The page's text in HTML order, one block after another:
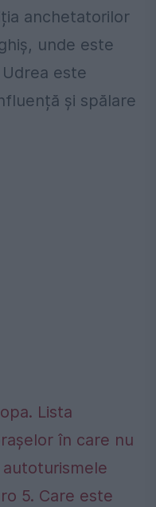
anchetatorilor
unde este
este
și spălare
Lista
în care nu
5. Care este